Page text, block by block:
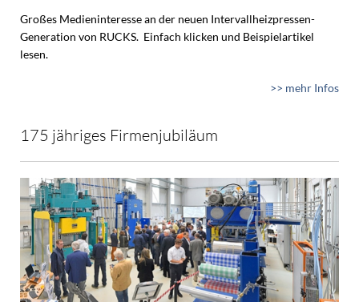
Großes Medieninteresse an der neuen Intervallheizpressen-
Generation von RUCKS. Einfach klicken und Beispielartikel
lesen.
>> mehr Infos
175 jähriges Firmenjubiläum